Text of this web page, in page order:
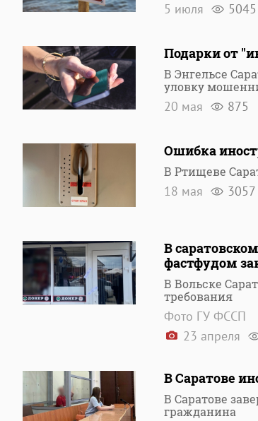
5 июля 5045
Подарки от
В Энгельсе
уловку
20 мая 875
Ошибка
В Ртищеве
18 мая 3057
В
фастфудом
В Вольске
требования
Фото ГУ ФССП
23 апреля
В Саратове
В Саратове
гражданина